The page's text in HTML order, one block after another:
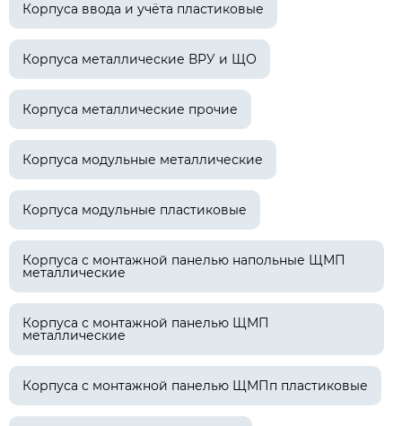
Корпуса ввода и учёта пластиковые
Корпуса металлические ВРУ и ЩО
Корпуса металлические прочие
Корпуса модульные металлические
Корпуса модульные пластиковые
Корпуса с монтажной панелью напольные ЩМП
металлические
Корпуса с монтажной панелью ЩМП
металлические
Корпуса с монтажной панелью ЩМПп пластиковые